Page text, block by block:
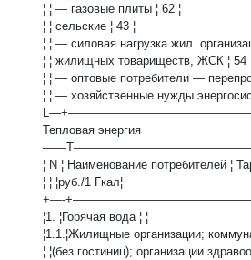
¦ ¦ — газовые плиты ¦ 62 ¦
¦ ¦ сельские ¦ 43 ¦
¦ ¦ — силовая нагрузка жил.
¦ ¦ жилищных товариществ, ЖСК ¦ 54
¦ ¦ — оптовые потребители —
¦ ¦ — хозяйственные нужды
Тепловая энергия
¦ N ¦ Наименование потребителей ¦
¦ ¦ ¦руб./1 Гкал¦
+—-
¦1. ¦Горячая вода ¦ ¦
¦1.1.¦Жилищные организации;
¦ ¦(без гостиниц); организации